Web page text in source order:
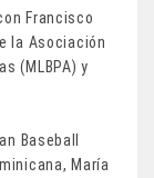
Francisco
la Asociación
(MLBPA) y
Baseball
María